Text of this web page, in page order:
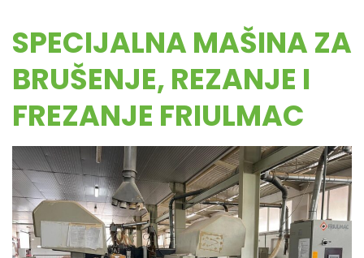
SPECIJALNA MAŠINA ZA
BRUŠENJE, REZANJE I
FREZANJE FRIULMAC